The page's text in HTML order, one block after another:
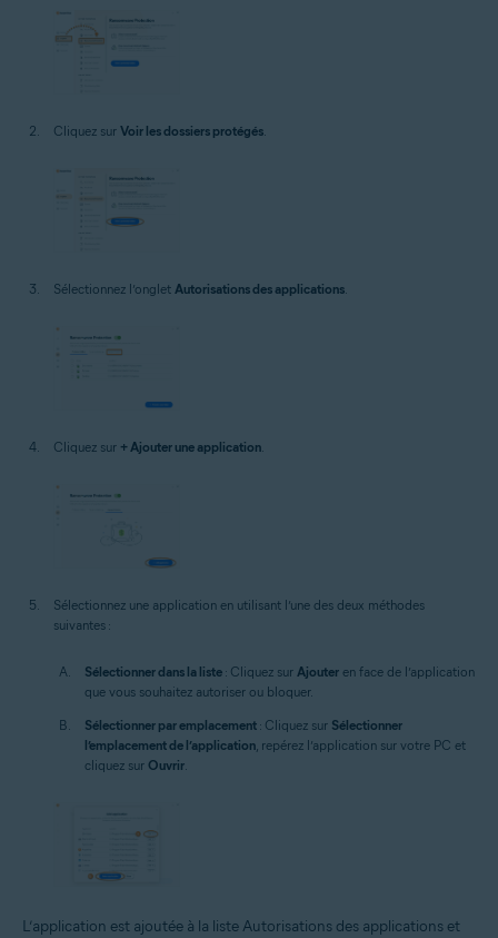
Cliquez sur Voir les dossiers protégés
Sélectionnez l’onglet Autorisations des applications.
Cliquez sur + Ajouter une application.
Sélectionnez une application en utilisant l’une des deux méthodes
suivantes :
Sélectionner dans la liste : Cliquez sur Ajouter en face de l’application
que vous souhaitez autoriser ou bloquer.
Sélectionner par emplacement : Cliquez sur Sélectionner
l’emplacement de l’application, repérez l’application sur votre PC et
cliquez sur Ouvrir.
L’application est ajoutée à la liste Autorisations des applications et